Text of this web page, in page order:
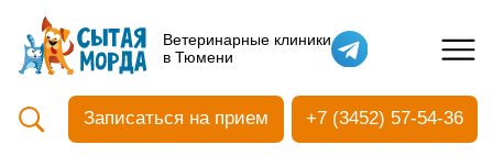
Ветеринарные клиники
в Тюмени
Кастрация собак
Вакцинация
Ультразвуковая чистка зубов
Общий анализ крови